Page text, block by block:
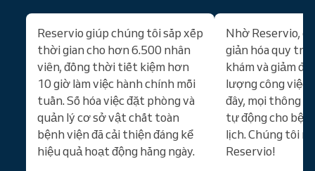
Reservio giúp chúng tôi sắp xếp
thời gian cho hơn 6.500 nhân
viên, đồng thời tiết kiệm hơn
10 giờ làm việc hành chính mỗi
tuần. Số hóa việc đặt phòng và
quản lý cơ sở vật chất toàn
bệnh viện đã cải thiện đáng kể
hiệu quả hoạt động hằng ngày.
Nhờ Reservio,
giản hóa quy
khám và giảm
lượng công việc
đây, mọi thông
tự động cho
lịch. Chúng tôi
Reservio!